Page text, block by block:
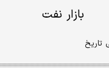
بازار نفت
تاریخ